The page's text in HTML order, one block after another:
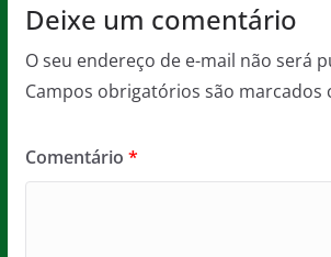
Deixe um comentário
O seu endereço de e-mail não será
Campos obrigatórios são marcados
Comentário *